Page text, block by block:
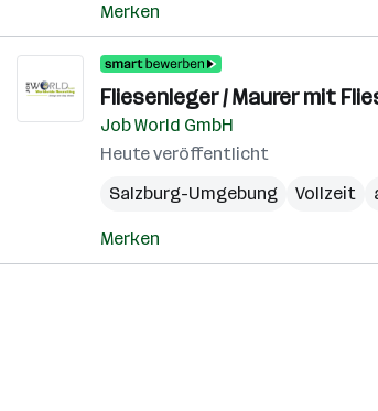
Merken
Fliesenleger / Maurer mit
Job World GmbH
Heute veröffentlicht
Salzburg-Umgebung
Vollzeit
Merken